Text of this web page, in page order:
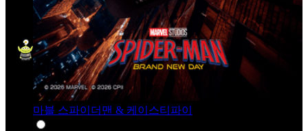
마블 스파이더맨 & 케이스티파이